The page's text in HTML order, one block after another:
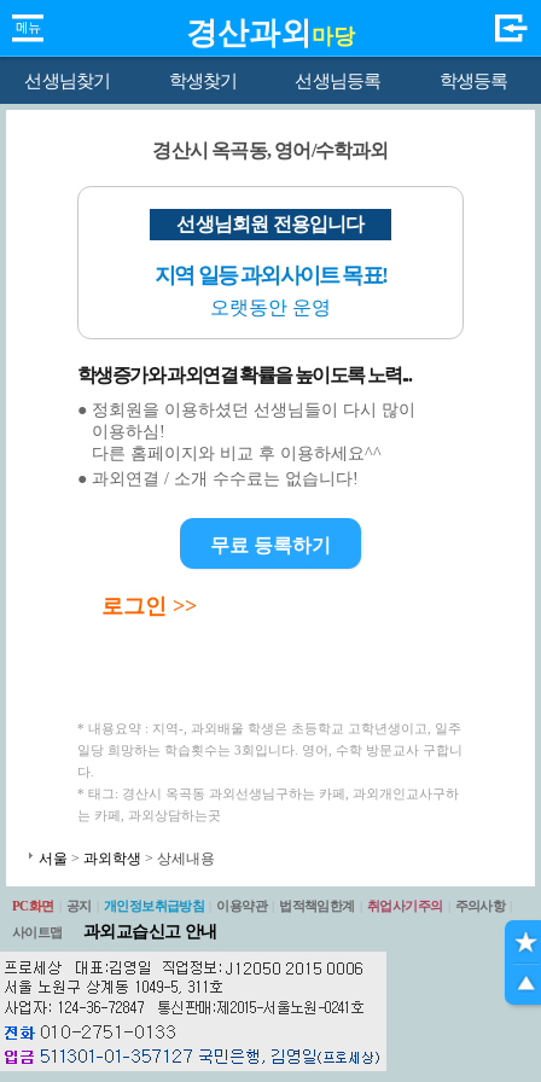
경산과외 마당
선생님찾기 학생찾기 선생님등록 학생등록
경산시 옥곡동, 영어/수학과외
선생님회원 전용입니다
지역 일등 과외사이트 목표!
오랫동안 운영
학생증가와 과외연결 확률을 높이도록 노력...
● 정회원을 이용하셨던 선생님들이 다시 많이
이용하심!
다른 홈페이지와 비교 후 이용하세요^^
● 과외연결 / 소개 수수료는 없습니다!
무료 등록하기
로그인 >>
* 내용요약 : 지역-, 과외배울 학생은 초등학교 고학년생이고, 일주
일당 희망하는 학습횟수는 3회입니다. 영어, 수학 방문교사 구합니
다.
* 태그: 경산시 옥곡동 과외선생님구하는 카페, 과외개인교사구하
는 카페, 과외상담하는곳
서울 > 과외학생 > 상세내용
PC화면 공지 개인정보취급방침 이용약관 법적책임한계 취업사기주의 주의사항
사이트맵
과외교습신고 안내